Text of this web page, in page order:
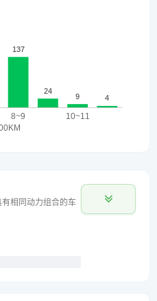
有相同动力组合的车